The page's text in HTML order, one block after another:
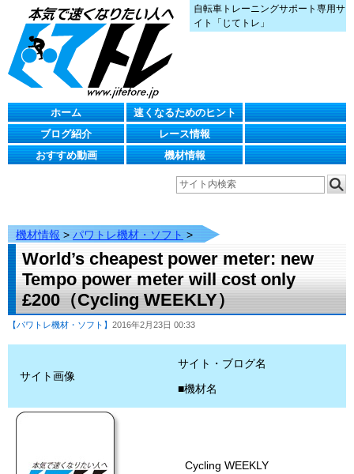
自転車トレーニングサポート専用サ
イト「じてトレ」
ホーム
速くなるためのヒント
ブログ紹介
レース情報
おすすめ動画
機材情報
機材情報 > パワトレ機材・ソフト >
World’s cheapest power meter: new
Tempo power meter will cost only
£200（Cycling WEEKLY）
【パワトレ機材・ソフト】 2016年2月23日 00:33
サイト画像
サイト・ブログ名
■機材名
Cycling WEEKLY